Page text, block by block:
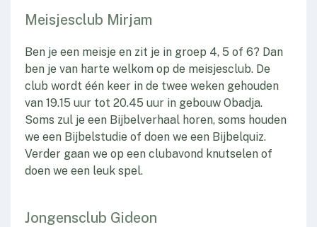
Meisjesclub Mirjam
Ben je een meisje en zit je in groep 4, 5 of 6? Dan
ben je van harte welkom op de meisjesclub. De
club wordt één keer in de twee weken gehouden
van 19.15 uur tot 20.45 uur in gebouw Obadja.
Soms zul je een Bijbelverhaal horen, soms houden
we een Bijbelstudie of doen we een Bijbelquiz.
Verder gaan we op een clubavond knutselen of
doen we een leuk spel.
Jongensclub Gideon